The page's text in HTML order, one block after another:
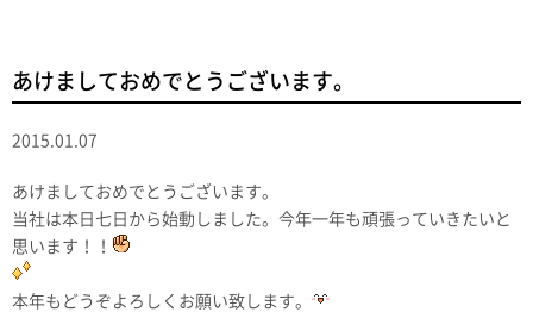
あけましておめでとうございます。
2015.01.07
あけましておめでとうございます。
当社は本日七日から始動しました。今年一年も頑張っていきたいと
思います！！
本年もどうぞよろしくお願い致します。